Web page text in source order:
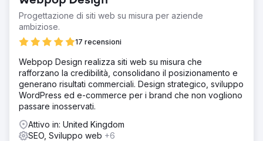
Progettazione di siti web su misura per aziende
ambiziose.
17 recensioni
Webpop Design realizza siti web su misura che
rafforzano la credibilità, consolidano il posizionamento e
generano risultati commerciali. Design strategico, sviluppo
WordPress ed e-commerce per i brand che non vogliono
passare inosservati.
Attivo in: United Kingdom
SEO, Sviluppo web +6